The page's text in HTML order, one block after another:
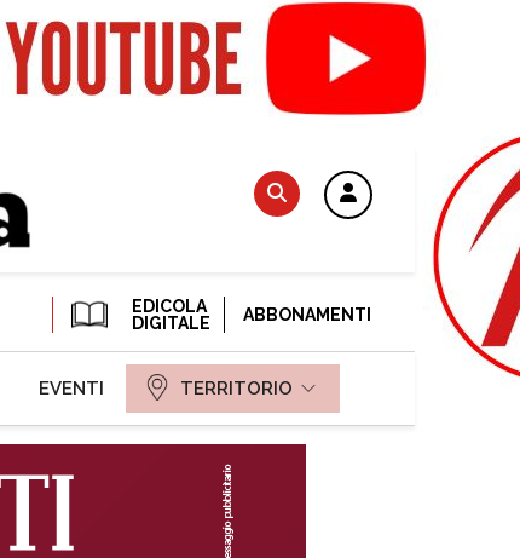
EDICOLA
DIGITALE
ABBONAMENTI
EVENTI TERRITORIO